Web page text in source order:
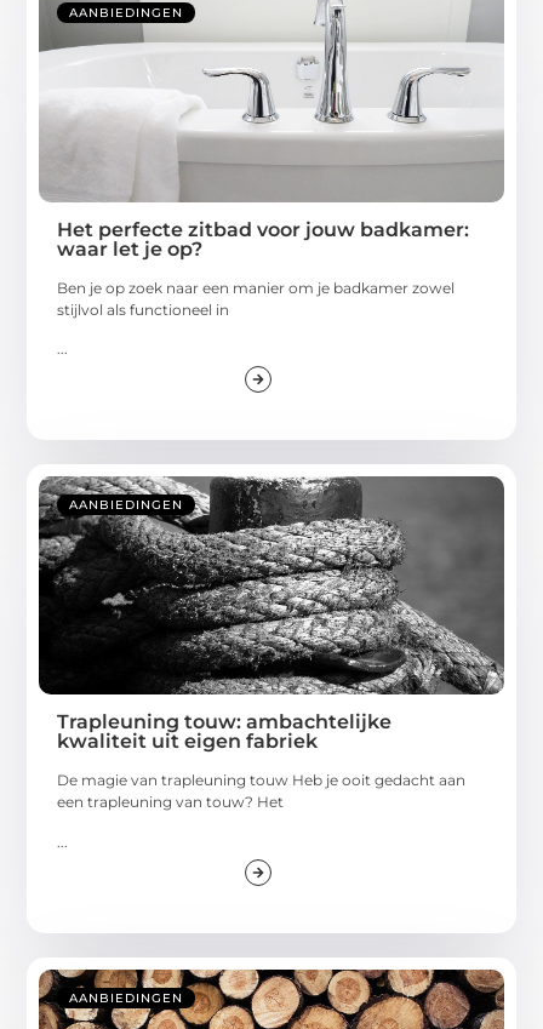
AANBIEDINGEN
Het perfecte zitbad voor jouw badkamer:
waar let je op?
Ben je op zoek naar een manier om je badkamer zowel
stijlvol als functioneel in
...
AANBIEDINGEN
Trapleuning touw: ambachtelijke
kwaliteit uit eigen fabriek
De magie van trapleuning touw Heb je ooit gedacht aan
een trapleuning van touw? Het
AANBIEDINGEN